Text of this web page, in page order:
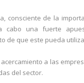
consciente de la
cabo una fuerte
de que este pueda
a las
del sector.